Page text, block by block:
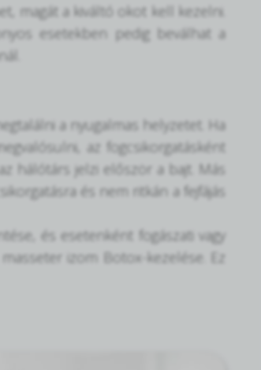
magát a kiváltó okot kell kezelni.
esetekben pedig beválhat a
a nyugalmas helyzetet. Ha
az fogcsikorgatásként
hálótárs jelzi először a bajt. Más
és nem ritkán a fejfájás
és esetenként fogászati vagy
izom Botox-kezelése. Ez